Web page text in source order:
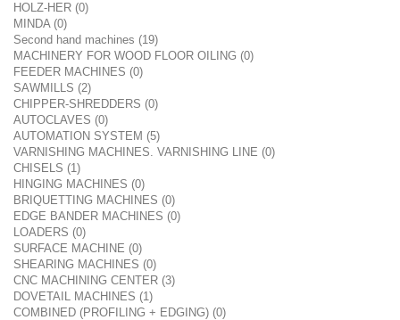
HOLZ-HER (0)
MINDA (0)
Second hand machines (19)
MACHINERY FOR WOOD FLOOR OILING (0)
FEEDER MACHINES (0)
SAWMILLS (2)
CHIPPER-SHREDDERS (0)
AUTOCLAVES (0)
AUTOMATION SYSTEM (5)
VARNISHING MACHINES. VARNISHING LINE (0)
CHISELS (1)
HINGING MACHINES (0)
BRIQUETTING MACHINES (0)
EDGE BANDER MACHINES (0)
LOADERS (0)
SURFACE MACHINE (0)
SHEARING MACHINES (0)
CNC MACHINING CENTER (3)
DOVETAIL MACHINES (1)
COMBINED (PROFILING + EDGING) (0)